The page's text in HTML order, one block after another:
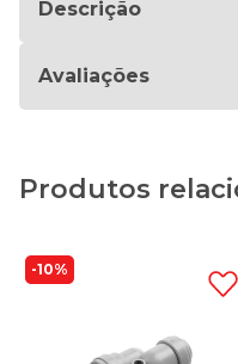
Descrição
Avaliações
Produtos
10%